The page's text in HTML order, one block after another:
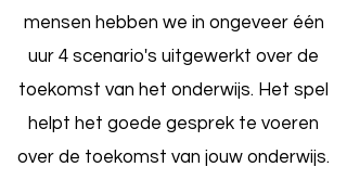
mensen hebben we in ongeveer één
uur 4 scenario's uitgewerkt over de
toekomst van het onderwijs. Het spel
helpt het goede gesprek te voeren
over de toekomst van jouw onderwijs.